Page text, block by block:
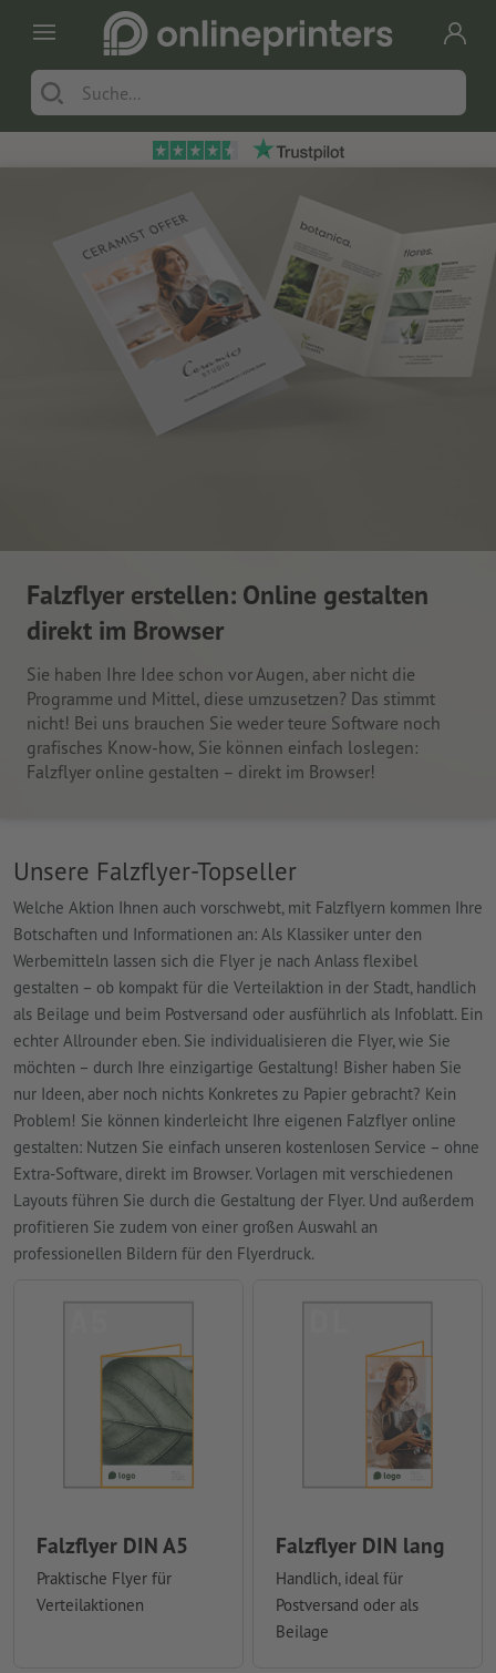
Falzflyer erstellen: Online gestalten
direkt im Browser
Sie haben Ihre Idee schon vor Augen, aber nicht die
Programme und Mittel, diese umzusetzen? Das stimmt
nicht! Bei uns brauchen Sie weder teure Software noch
grafisches Know-how, Sie können einfach loslegen:
Falzflyer online gestalten – direkt im Browser!
Unsere Falzflyer-Topseller
Welche Aktion Ihnen auch vorschwebt, mit Falzflyern kommen Ihre
Botschaften und Informationen an: Als Klassiker unter den
Werbemitteln lassen sich die Flyer je nach Anlass flexibel
gestalten – ob kompakt für die Verteilaktion in der Stadt, handlich
als Beilage und beim Postversand oder ausführlich als Infoblatt. Ein
echter Allrounder eben. Sie individualisieren die Flyer, wie Sie
möchten – durch Ihre einzigartige Gestaltung! Bisher haben Sie
nur Ideen, aber noch nichts Konkretes zu Papier gebracht? Kein
Problem! Sie können kinderleicht Ihre eigenen Falzflyer online
gestalten: Nutzen Sie einfach unseren kostenlosen Service – ohne
Extra-Software, direkt im Browser. Vorlagen mit verschiedenen
Layouts führen Sie durch die Gestaltung der Flyer. Und außerdem
profitieren Sie zudem von einer großen Auswahl an
professionellen Bildern für den Flyerdruck.
Falzflyer DIN A5
Praktische Flyer für
Verteilaktionen
Falzflyer DIN lang
Handlich, ideal für
Postversand oder als
Beilage